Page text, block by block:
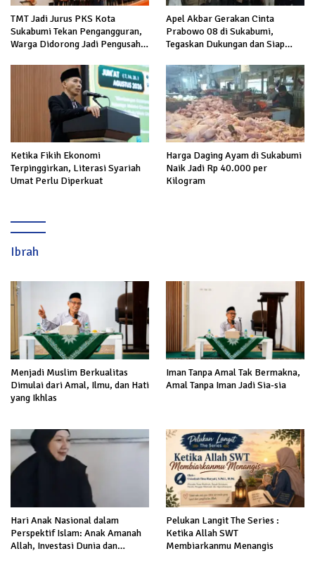
TMT Jadi Jurus PKS Kota
Sukabumi Tekan Pengangguran,
Warga Didorong Jadi Pengusaha
Apel Akbar Gerakan Cinta
Prabowo 08 di Sukabumi,
Tegaskan Dukungan dan Siap
Prabowo
Ketika Fikih Ekonomi
Terpinggirkan, Literasi Syariah
Umat Perlu Diperkuat
Harga Daging Ayam di Sukabumi
Naik Jadi Rp 40.000 per
Kilogram
Ibrah
Menjadi Muslim Berkualitas
Dimulai dari Amal, Ilmu, dan Hati
yang Ikhlas
Iman Tanpa Amal Tak Bermakna,
Amal Tanpa Iman Jadi Sia-sia
Hari Anak Nasional dalam
Perspektif Islam: Anak Amanah
Allah, Investasi Dunia dan
Pelukan Langit The Series :
Ketika Allah SWT
Membiarkanmu Menangis